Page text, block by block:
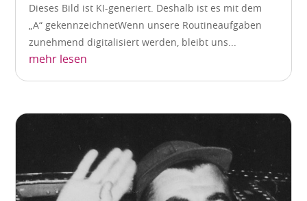
Dieses Bild ist KI-generiert. Deshalb ist es mit dem
„A“ gekennzeichnetWenn unsere Routineaufgaben
zunehmend digitalisiert werden, bleibt uns...
mehr lesen